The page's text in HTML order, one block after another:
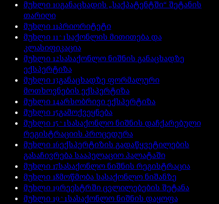
მუხლი 10განაცხადის „საქპატენტში“ შეტანის
თარიღი
მუხლი 11პრიორიტეტი
მუხლი 11^1საქონლის მითითება და
კლასიფიკაცია
მუხლი 12სასაქონლო ნიშნის განაცხადზე
ექსპერტიზა
მუხლი 13განაცხადზე ფორმალური
მოთხოვნების ექსპერტიზა
მუხლი 14არსობრივი ექსპერტიზა
მუხლი 15გამოქვეყნება
მუხლი 15^1სასაქონლო ნიშნის დაჩქარებული
რეგისტრაციის პროცედურა
მუხლი 16ექსპერტიზის გადაწყვეტილების
გასაჩივრება სააპელაციო პალატაში
მუხლი 17სასაქონლო ნიშნის რეგისტრაცია
მუხლი 18მოწმობა სასაქონლო ნიშანზე
მუხლი 19რეესტრში ცვლილებების შეტანა
მუხლი 19^1სასაქონლო ნიშნის დაყოფა